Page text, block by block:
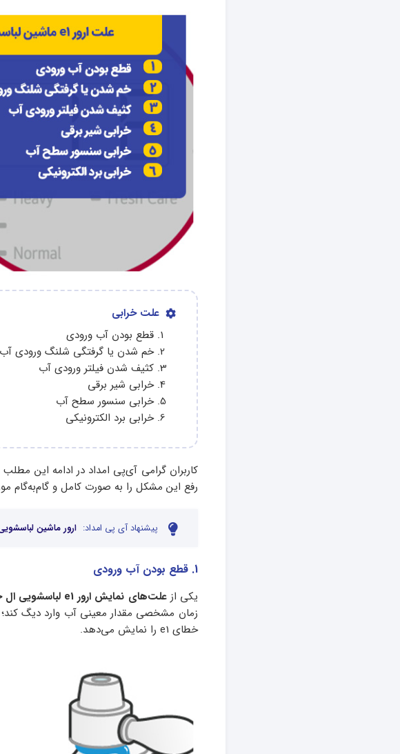
علت خرابی
قطع بودن آب ورودی
خم شدن یا گرفتگی شلنگ ورودی آب
کثیف شدن فیلتر ورودی آب
خرابی شیر برقی
خرابی سنسور سطح آب
خرابی برد الکترونیکی
کاربران گرامی آی‌پی امداد در ادامه این
رفع این مشکل را به صورت کامل و گام‌به‌گام
پیشنهاد آی پی امداد: ارور ماشین
1. قطع بودن آب ورودی
یکی ازعلت‌های نمایش ارور e1 لباسشویی
زمان مشخصی مقدار معینی آب وارد دیگ کند؛
خطای e1 را نمایش می‌دهد.